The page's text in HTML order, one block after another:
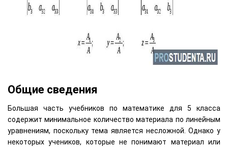
Общие сведения
Большая часть учебников по математике для 5 класса
содержит минимальное количество материала по линейным
уравнениям, поскольку тема является несложной. Однако у
некоторых учеников, которые не понимают материал или